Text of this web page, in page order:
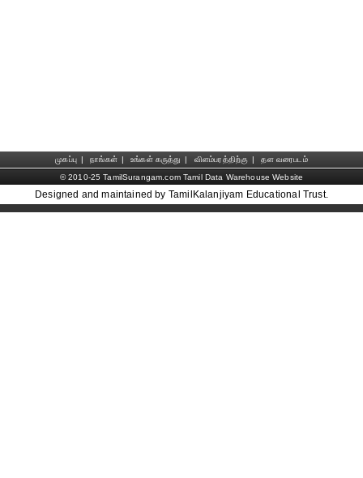
முகப்பு | நாங்கள் | உங்கள் கருத்து | விளம்பரத்திற்கு |
தள வரைபடம்
© 2010-25 TamilSurangam.com Tamil Data Warehouse Website
Designed and maintained by TamilKalanjiyam Educational Trust.